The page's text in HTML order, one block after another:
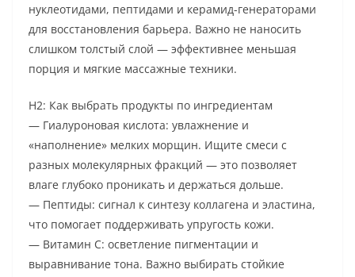
нуклеотидами, пептидами и керамид-генераторами
для восстановления барьера. Важно не наносить
слишком толстый слой — эффективнее меньшая
порция и мягкие массажные техники.
H2: Как выбрать продукты по ингредиентам
— Гиалуроновая кислота: увлажнение и
«наполнение» мелких морщин. Ищите смеси с
разных молекулярных фракций — это позволяет
влаге глубоко проникать и держаться дольше.
— Пептиды: сигнал к синтезу коллагена и эластина,
что помогает поддерживать упругость кожи.
— Витамин C: осветление пигментации и
выравнивание тона. Важно выбирать стойкие